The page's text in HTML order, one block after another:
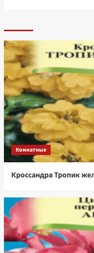
Комнатные
Кроссандра Тропик